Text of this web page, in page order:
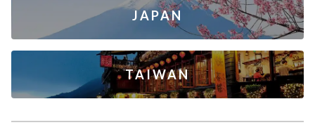
JAPAN
TAIWAN